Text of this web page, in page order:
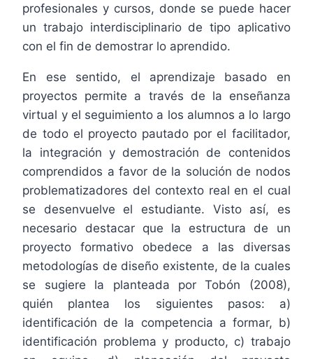
profesionales y cursos, donde se puede hacer
un trabajo interdisciplinario de tipo aplicativo
con el fin de demostrar lo aprendido.
En ese sentido, el aprendizaje basado en
proyectos permite a través de la enseñanza
virtual y el seguimiento a los alumnos a lo largo
de todo el proyecto pautado por el facilitador,
la integración y demostración de contenidos
comprendidos a favor de la solución de nodos
problematizadores del contexto real en el cual
se desenvuelve el estudiante. Visto así, es
necesario destacar que la estructura de un
proyecto formativo obedece a las diversas
metodologías de diseño existente, de la cuales
se sugiere la planteada por Tobón (2008),
quién plantea los siguientes pasos: a)
identificación de la competencia a formar, b)
identificación problema y producto, c) trabajo